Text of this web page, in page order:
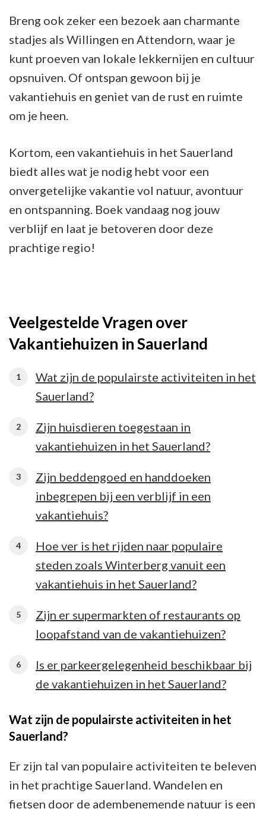
Breng ook zeker een bezoek aan charmante
stadjes als Willingen en Attendorn, waar je
kunt proeven van lokale lekkernijen en cultuur
opsnuiven. Of ontspan gewoon bij je
vakantiehuis en geniet van de rust en ruimte
om je heen.
Kortom, een vakantiehuis in het Sauerland
biedt alles wat je nodig hebt voor een
onvergetelijke vakantie vol natuur, avontuur
en ontspanning. Boek vandaag nog jouw
verblijf en laat je betoveren door deze
prachtige regio!
Veelgestelde Vragen over
Vakantiehuizen in Sauerland
Wat zijn de populairste activiteiten in het
Sauerland?
Zijn huisdieren toegestaan in
vakantiehuizen in het Sauerland?
Zijn beddengoed en handdoeken
inbegrepen bij een verblijf in een
vakantiehuis?
Hoe ver is het rijden naar populaire
steden zoals Winterberg vanuit een
vakantiehuis in het Sauerland?
Zijn er supermarkten of restaurants op
loopafstand van de vakantiehuizen?
Is er parkeergelegenheid beschikbaar bij
de vakantiehuizen in het Sauerland?
Wat zijn de populairste activiteiten in het
Sauerland?
Er zijn tal van populaire activiteiten te beleven
in het prachtige Sauerland. Wandelen en
fietsen door de adembenemende natuur is een